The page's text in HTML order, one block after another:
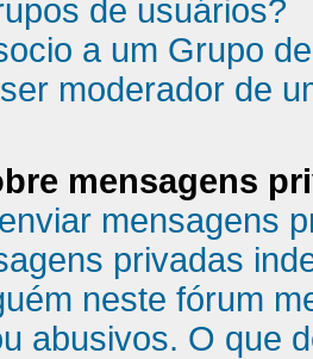
de usuários?
a um Grupo
moderador de
mensagens
mensagens
privadas
neste fórum
abusivos. O que